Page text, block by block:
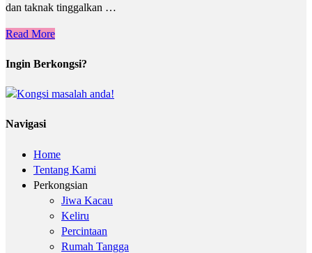
dan taknak tinggalkan …
Read More
Ingin Berkongsi?
Navigasi
Home
Tentang Kami
Perkongsian
Jiwa Kacau
Keliru
Percintaan
Rumah Tangga